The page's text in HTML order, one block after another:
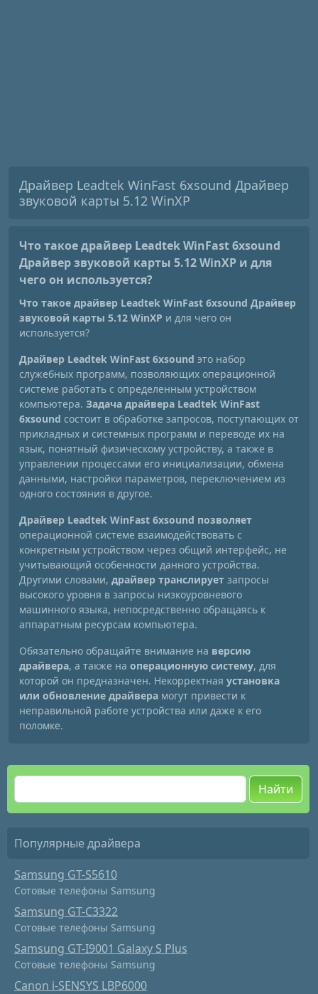
Драйвер Leadtek WinFast 6xsound Драйвер
звуковой карты 5.12 WinXP
Что такое драйвер Leadtek WinFast 6xsound
Драйвер звуковой карты 5.12 WinXP и для
чего он используется?
Что такое драйвер Leadtek WinFast 6xsound Драйвер
звуковой карты 5.12 WinXP и для чего он
используется?
Драйвер Leadtek WinFast 6xsound это набор
служебных программ, позволяющих операционной
системе работать с определенным устройством
компьютера. Задача драйвера Leadtek WinFast
6xsound состоит в обработке запросов, поступающих от
прикладных и системных программ и переводе их на
язык, понятный физическому устройству, а также в
управлении процессами его инициализации, обмена
данными, настройки параметров, переключением из
одного состояния в другое.
Драйвер Leadtek WinFast 6xsound позволяет
операционной системе взаимодействовать с
конкретным устройством через общий интерфейс, не
учитывающий особенности данного устройства.
Другими словами, драйвер транслирует запросы
высокого уровня в запросы низкоуровневого
машинного языка, непосредственно обращаясь к
аппаратным ресурсам компьютера.
Обязательно обращайте внимание на версию
драйвера, а также на операционную систему, для
которой он предназначен. Некорректная установка
или обновление драйвера могут привести к
неправильной работе устройства или даже к его
поломке.
Найти
Популярные драйвера
Samsung GT-S5610
Сотовые телефоны Samsung
Samsung GT-C3322
Сотовые телефоны Samsung
Samsung GT-I9001 Galaxy S Plus
Сотовые телефоны Samsung
Canon i-SENSYS LBP6000